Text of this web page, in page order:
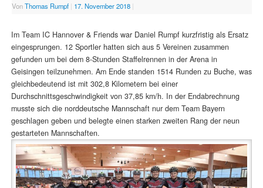
VonThomas Rumpf | 17. November 2018 |
Im Team IC Hannover & Friends war Daniel Rumpf kurzfristig als Ersatz
eingesprungen. 12 Sportler hatten sich aus 5 Vereinen zusammen
gefunden um bei dem 8-Stunden Staffelrennen in der Arena in
Geisingen teilzunehmen. Am Ende standen 1514 Runden zu Buche, was
gleichbedeutend ist mit 302,8 Kilometern bei einer
Durchschnittsgeschwindigkeit von 37,85 km/h. In der Endabrechnung
musste sich die norddeutsche Mannschaft nur dem Team Bayern
geschlagen geben und belegte einen starken zweiten Rang der neun
gestarteten Mannschaften.